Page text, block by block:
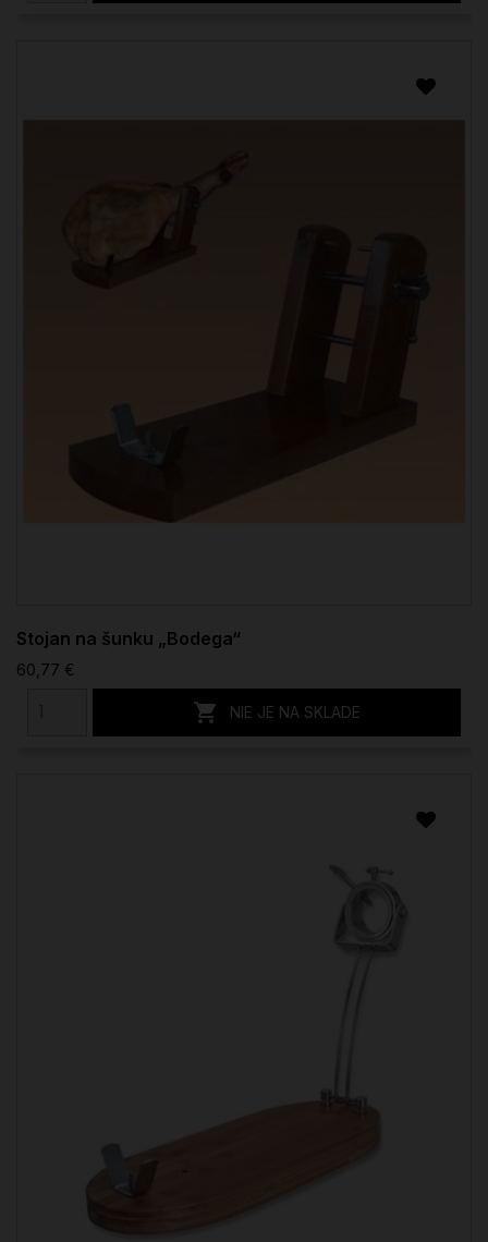
Stojan na šunku „Bodega“
60,77 €
 NIE JE NA SKLADE